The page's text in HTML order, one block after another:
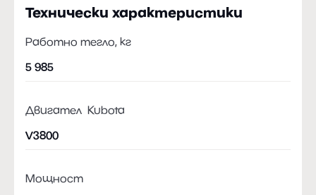
Технически характеристики
Работно тегло, кг
5 985
Двигател Kubota
V3800
Мощност